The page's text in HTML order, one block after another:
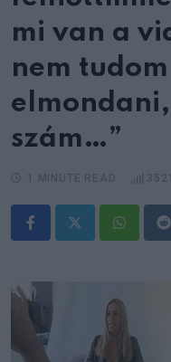
mi van a
nem
szám…”